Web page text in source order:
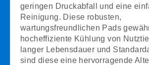
geringen Druckabfall und eine
Reinigung. Diese robusten,
wartungsfreundlichen Pads
hocheffiziente Kühlung von
langer Lebensdauer und
sind diese eine hervorragende